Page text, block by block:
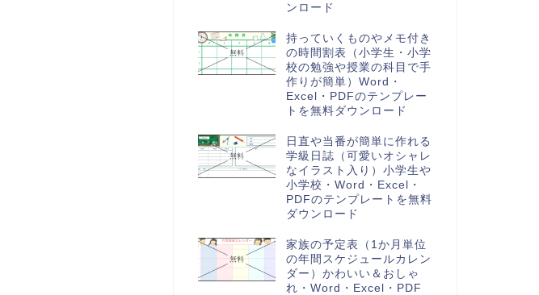
ンロード
持っていくものやメモ付き
の時間割表（小学生・小学
校の勉強や授業の科目で手
作りが簡単）Word・
Excel・PDFのテンプレー
トを無料ダウンロード
日直や当番が簡単に作れる
学級日誌（可愛いオシャレ
なイラスト入り）小学生や
小学校・Word・Excel・
PDFのテンプレートを無料
ダウンロード
家族の予定表（1か月単位
の年間スケジュールカレン
ダー）かわいい＆おしゃ
れ・Word・Excel・PDF